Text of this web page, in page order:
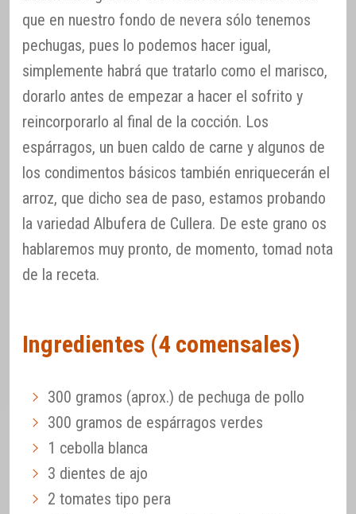
que en nuestro fondo de nevera sólo tenemos
pechugas, pues lo podemos hacer igual,
simplemente habrá que tratarlo como el marisco,
dorarlo antes de empezar a hacer el sofrito y
reincorporarlo al final de la cocción. Los
espárragos, un buen caldo de carne y algunos de
los condimentos básicos también enriquecerán el
arroz, que dicho sea de paso, estamos probando
la variedad Albufera de Cullera. De este grano os
hablaremos muy pronto, de momento, tomad nota
de la receta.
Ingredientes (4 comensales)
300 gramos (aprox.) de pechuga de pollo
300 gramos de espárragos verdes
1 cebolla blanca
3 dientes de ajo
2 tomates tipo pera